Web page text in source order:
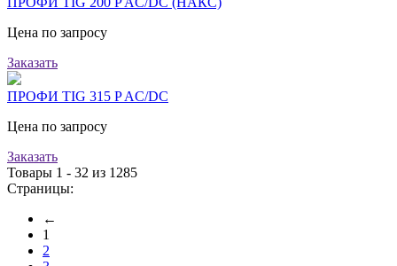
Цена по запросу
Заказать
ПРОФИ TIG 315 P AC/DC
Цена по запросу
Заказать
Товары 1 - 32 из 1285
Страницы:
←
1
2